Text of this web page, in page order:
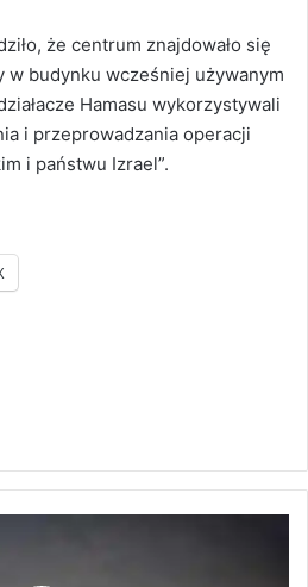
że centrum znajdowało się
w budynku wcześniej używanym
Hamasu wykorzystywali
i przeprowadzania operacji
i państwu Izrael”.